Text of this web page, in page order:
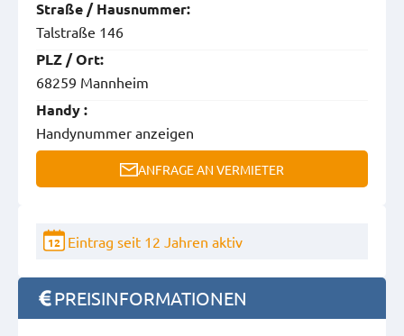
Straße / Hausnummer:
Talstraße 146
PLZ / Ort:
68259 Mannheim
Handy :
Handynummer anzeigen
ANFRAGE AN VERMIETER
12 Eintrag seit 12 Jahren aktiv
PREISINFORMATIONEN